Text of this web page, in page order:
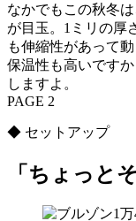
なかでもこの秋冬
が目玉。1ミリの厚
も伸縮性があって
保温性も高いです
しますよ。
PAGE 2
◆ セットアップ
「ちょっと